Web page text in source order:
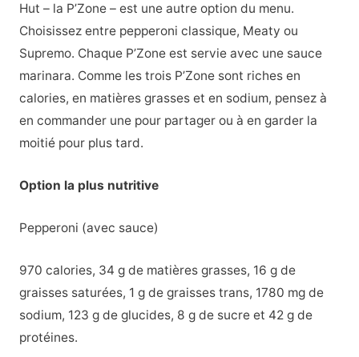
Hut – la P’Zone – est une autre option du menu.
Choisissez entre pepperoni classique, Meaty ou
Supremo. Chaque P’Zone est servie avec une sauce
marinara. Comme les trois P’Zone sont riches en
calories, en matières grasses et en sodium, pensez à
en commander une pour partager ou à en garder la
moitié pour plus tard.
Option la plus nutritive
Pepperoni (avec sauce)
970 calories, 34 g de matières grasses, 16 g de
graisses saturées, 1 g de graisses trans, 1780 mg de
sodium, 123 g de glucides, 8 g de sucre et 42 g de
protéines.